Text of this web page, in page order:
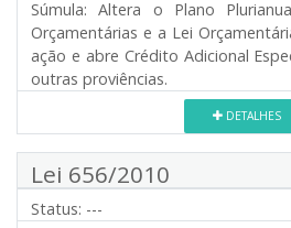
Súmula: Altera o Plano
Orçamentárias e a Lei
ação e abre Crédito Adicional
outras proviências.
DETALHES
Lei 656/2010
Status: ---